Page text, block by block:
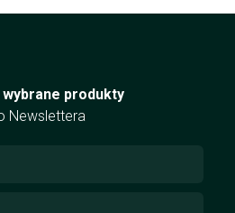
produkty
Newslettera